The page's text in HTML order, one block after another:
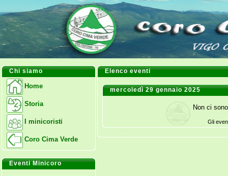
Chi siamo
Home
Storia
I minicoristi
Coro Cima Verde
Eventi Minicoro
Elenco eventi
mercoledì 29 gennaio 2025
Non ci
Gli